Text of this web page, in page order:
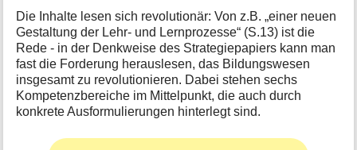
o
n
e
n
z
u
r
Die Inhalte lesen sich revolutionär: Von z.B. „einer neuen
Gestaltung der Lehr- und Lernprozesse“ (S.13) ist die
Rede - in der Denkweise des Strategiepapiers kann man
fast die Forderung herauslesen, das Bildungswesen
insgesamt zu revolutionieren. Dabei stehen sechs
Kompetenzbereiche im Mittelpunkt, die auch durch
konkrete Ausformulierungen hinterlegt sind.